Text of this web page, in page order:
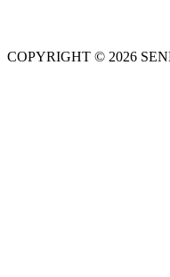
COPYRIGHT © 2026